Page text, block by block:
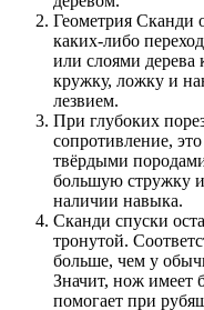
Геометрия Сканди
каких-либо
или слоями дерева
кружку, ложку и
лезвием.
При глубоких
сопротивление,
твёрдыми
большую стружку
наличии навыка.
Сканди спуски
тронутой.
больше, чем у
Значит, нож имеет
помогает при